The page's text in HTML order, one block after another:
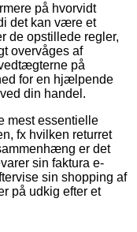
på hvorvidt
det kan være et
de opstillede regler,
overvåges af
på
for en hjælpende
din handel.
mest essentielle
fx hvilken returret
er det
sin faktura e-
sin shopping af
på udkig efter et